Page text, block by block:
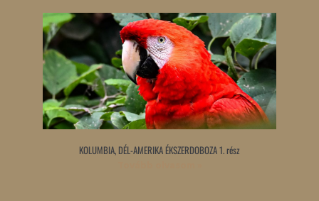
KOLUMBIA, DÉL-AMERIKA ÉKSZERDOBOZA 1. rész